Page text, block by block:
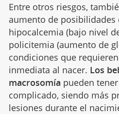
Entre otros riesgos,
aumento de posibilidades
hipocalcemia (bajo nivel
policitemia (aumento de
condiciones que
inmediata al nacer. Los
macrosomía pueden
complicado, siendo más
lesiones durante el